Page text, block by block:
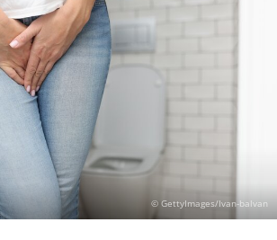
© GettyImages/Ivan-balvan